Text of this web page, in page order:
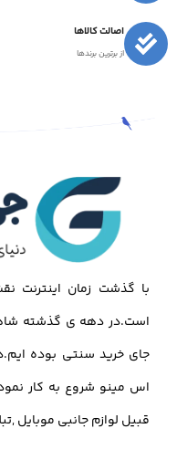
اصالت کالاها
از برترین برندها
با گذشت زمان اینترنت
است.در دهه ی گذشته
جای خرید سنتی بوده
اس مینو شروع به کار
قبیل لوازم جانبی موبایل